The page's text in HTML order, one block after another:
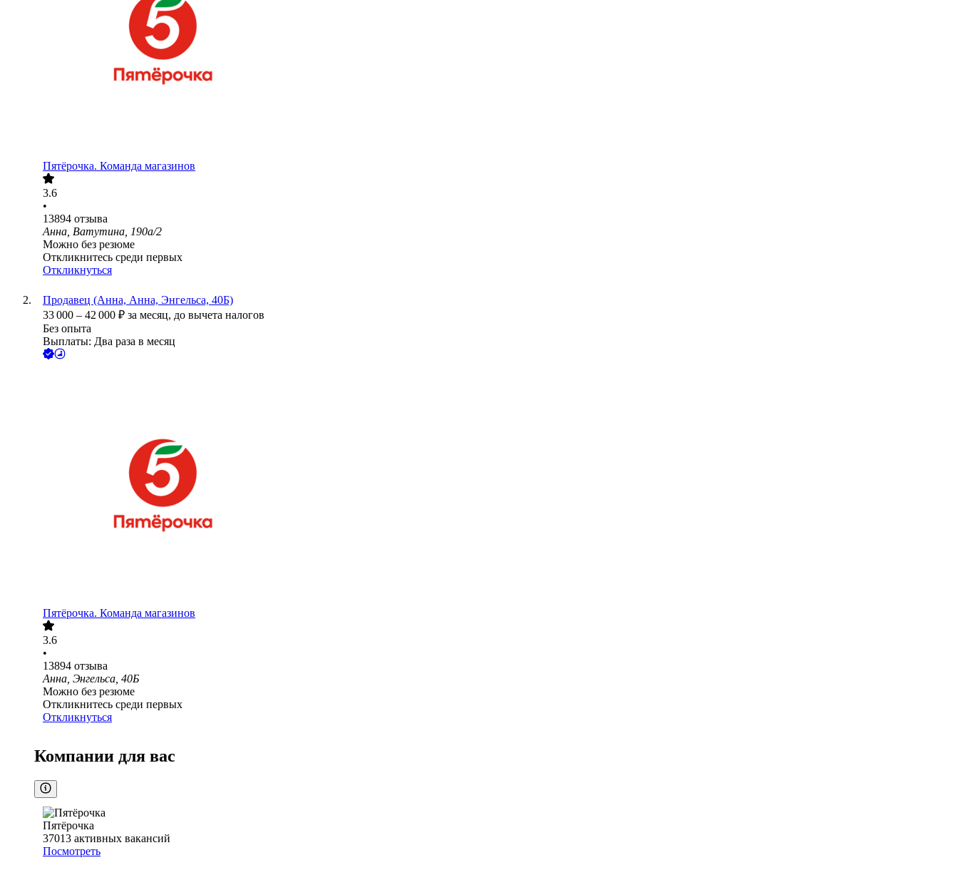
Пятёрочка. Команда магазинов
3.6
•
13894 отзыва
Анна, Ватутина, 190а/2
Можно без резюме
Откликнитесь среди первых
Откликнуться
Продавец (Анна, Анна, Энгельса, 40Б)
33 000 – 42 000 ₽ за месяц, до вычета налогов
Без опыта
Выплаты: Два раза в месяц
Пятёрочка. Команда магазинов
3.6
•
13894 отзыва
Анна, Энгельса, 40Б
Можно без резюме
Откликнитесь среди первых
Откликнуться
Компании для вас
Пятёрочка
37013 активных вакансий
Посмотреть